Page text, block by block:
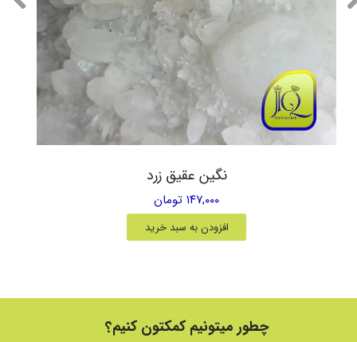
نگین عقیق زرد
۱۴۷,۰۰۰ تومان
افزودن به سبد خرید
چطور میتونیم کمکتون کنیم؟